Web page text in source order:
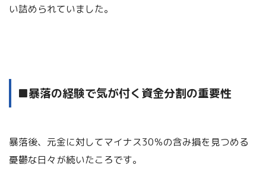
い詰められていました。
■暴落の経験で気が付く資金分割の重要性
暴落後、元金に対してマイナス30％の含み損を見つめる
憂鬱な日々が続いたころです。